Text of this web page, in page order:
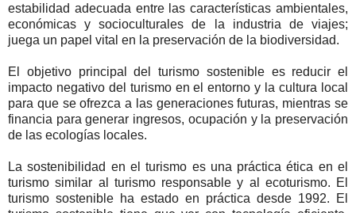
estabilidad adecuada entre las características ambientales,
económicas y socioculturales de la industria de viajes;
juega un papel vital en la preservación de la biodiversidad.
El objetivo principal del turismo sostenible es reducir el
impacto negativo del turismo en el entorno y la cultura local
para que se ofrezca a las generaciones futuras, mientras se
financia para generar ingresos, ocupación y la preservación
de las ecologías locales.
La sostenibilidad en el turismo es una práctica ética en el
turismo similar al turismo responsable y al ecoturismo. El
turismo sostenible ha estado en práctica desde 1992. El